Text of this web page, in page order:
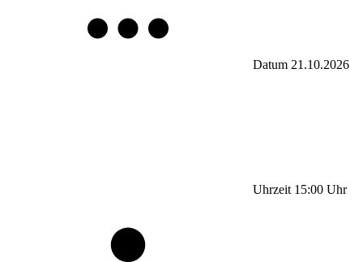
Datum 21.10.2026
Uhrzeit 15:00 Uhr